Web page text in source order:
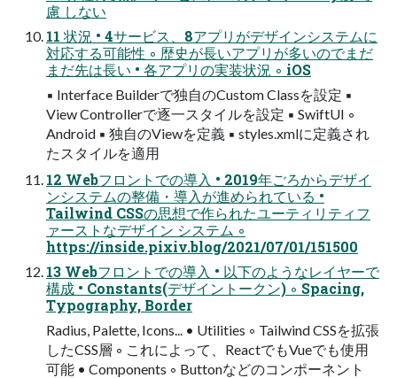
慮 しない
11 状況 • 4サービス、8アプリがデザインシステムに
対応する可能性 ◦ 歴史が長いアプリが多いのでまだ
まだ先は長い • 各アプリの実装状況 ◦ iOS
▪ Interface Builderで独自のCustom Classを設定 ▪
View Controllerで逐一スタイルを設定 ▪ SwiftUI ◦
Android ▪ 独自のViewを定義 ▪ styles.xmlに定義され
たスタイルを適用
12 Webフロントでの導入 • 2019年ごろからデザイ
ンシステムの整備・導入が進められている •
Tailwind CSSの思想で作られたユーティリティフ
ァーストなデザイン システム ◦
https://inside.pixiv.blog/2021/07/01/151500
13 Webフロントでの導入 • 以下のようなレイヤーで
構成 • Constants(デザイントークン) ◦ Spacing,
Typography, Border
Radius, Palette, Icons... • Utilities ◦ Tailwind CSSを拡張
したCSS層 ◦ これによって、ReactでもVueでも使用
可能 • Components ◦ Buttonなどのコンポーネント